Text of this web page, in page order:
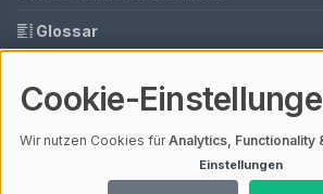
Glossar
Media Daten
Cookie-
Wir nutzen Cookies fürAnalytics, Functionality
Einstellungen